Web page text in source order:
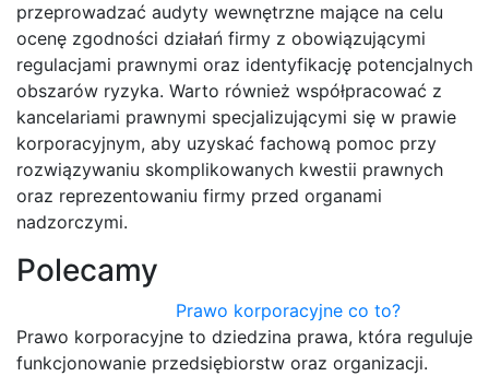
przeprowadzać audyty wewnętrzne mające na celu
ocenę zgodności działań firmy z obowiązującymi
regulacjami prawnymi oraz identyfikację potencjalnych
obszarów ryzyka. Warto również współpracować z
kancelariami prawnymi specjalizującymi się w prawie
korporacyjnym, aby uzyskać fachową pomoc przy
rozwiązywaniu skomplikowanych kwestii prawnych
oraz reprezentowaniu firmy przed organami
nadzorczymi.
Polecamy
Prawo korporacyjne co to?
Prawo korporacyjne to dziedzina prawa, która reguluje
funkcjonowanie przedsiębiorstw oraz organizacji.